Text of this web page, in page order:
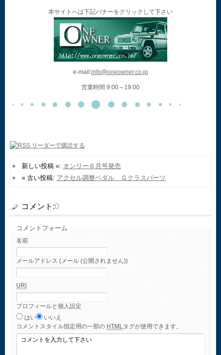
本サイトへは下記バナーをクリックして下さい
e-mail:info@oneowner.co.jp
営業時間 9:00～19:00
新しい投稿 »: オンリー６月号発売
« 古い投稿: アクセル調整ペダル Ｇクラスパーツ
コメント:0
コメントフォーム
名前
メールアドレス (メール (公開されません))
URI
プロフィールと個人設定
はい
いいえ
コメント スタイル指定用の一部の HTMLタグが使用できます。